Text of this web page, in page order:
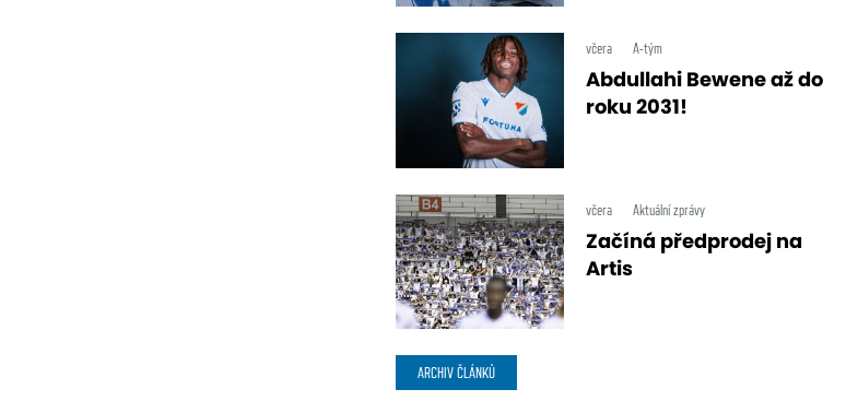
včera A-tým
Abdullahi Bewene až do
roku 2031!
včera Aktuální zprávy
Začíná předprodej na
Artis
ARCHIV ČLÁNKŮ